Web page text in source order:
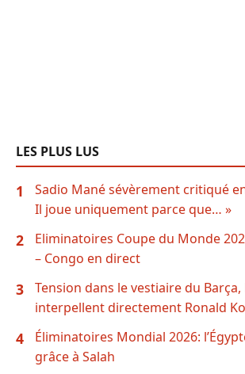
LES PLUS LUS
1
Sadio Mané sévèrement critiqué
Il joue uniquement parce que… »
2
Eliminatoires Coupe du Monde
– Congo en direct
3
Tension dans le vestiaire du
interpellent directement Ronald
4
Éliminatoires Mondial 2026:
grâce à Salah